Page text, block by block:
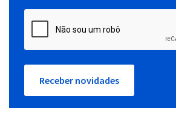
Receber novidades